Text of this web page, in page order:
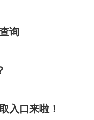
询
入口来啦！